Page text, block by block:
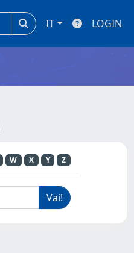
IT LOGIN
W X Y Z